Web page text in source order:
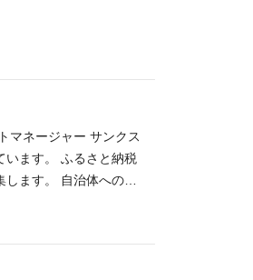
マネージャー サンクス
います。 ふるさと納税
ます。 自治体への提
ます。 ＜具体的な業
額向上のための施策
施策実行のディレクシ
ータルサイトの運用